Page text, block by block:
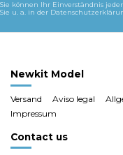
Sie können Ihr Einverständnis
Sie u. a. in der
Newkit Model
Versand Aviso legal
Impressum
Contact us